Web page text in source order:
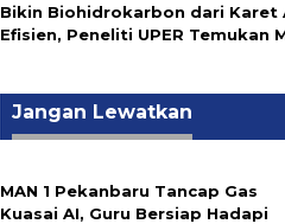
Bikin Biohidrokarbon dari Karet
Efisien, Peneliti UPER Temukan
Jangan Lewatkan
MAN 1 Pekanbaru Tancap Gas
Kuasai AI, Guru Bersiap Hadapi